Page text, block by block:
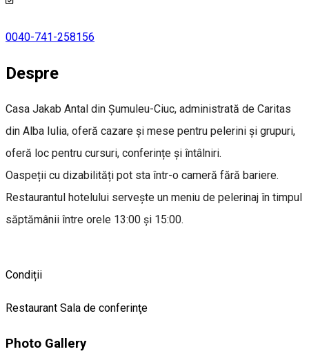
0040-741-258156
Despre
Casa Jakab Antal din Șumuleu-Ciuc, administrată de Caritas
din Alba Iulia, oferă cazare și mese pentru pelerini și grupuri,
oferă loc pentru cursuri, conferințe și întâlniri.
Oaspeții cu dizabilități pot sta într-o cameră fără bariere.
Restaurantul hotelului servește un meniu de pelerinaj în timpul
săptămânii între orele 13:00 și 15:00.
Condiții
Restaurant Sala de conferinţe
Photo Gallery